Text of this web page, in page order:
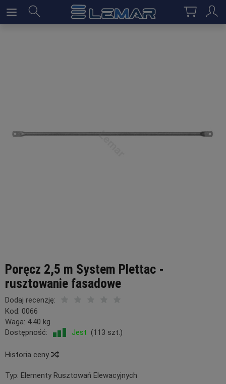
Poręcz 2,5 m System Plettac -
rusztowanie fasadowe
Dodaj recenzję:
Kod: 0066
Waga: 4.40 kg
Dostępność:
Jest (113 szt.)
Historia ceny
Typ: Elementy Rusztowań Elewacyjnych